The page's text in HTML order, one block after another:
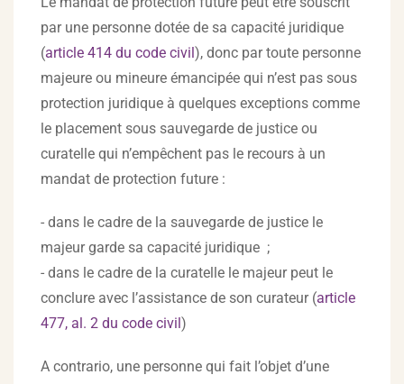
par une personne dotée de sa capacité juridique
(article 414 du code civil), donc par toute personne
majeure ou mineure émancipée qui n’est pas sous
protection juridique à quelques exceptions comme
le placement sous sauvegarde de justice ou
curatelle qui n’empêchent pas le recours à un
mandat de protection future :
- dans le cadre de la sauvegarde de justice le
majeur garde sa capacité juridique ;
- dans le cadre de la curatelle le majeur peut le
conclure avec l’assistance de son curateur (article
477, al. 2 du code civil)
A contrario, une personne qui fait l’objet d’une